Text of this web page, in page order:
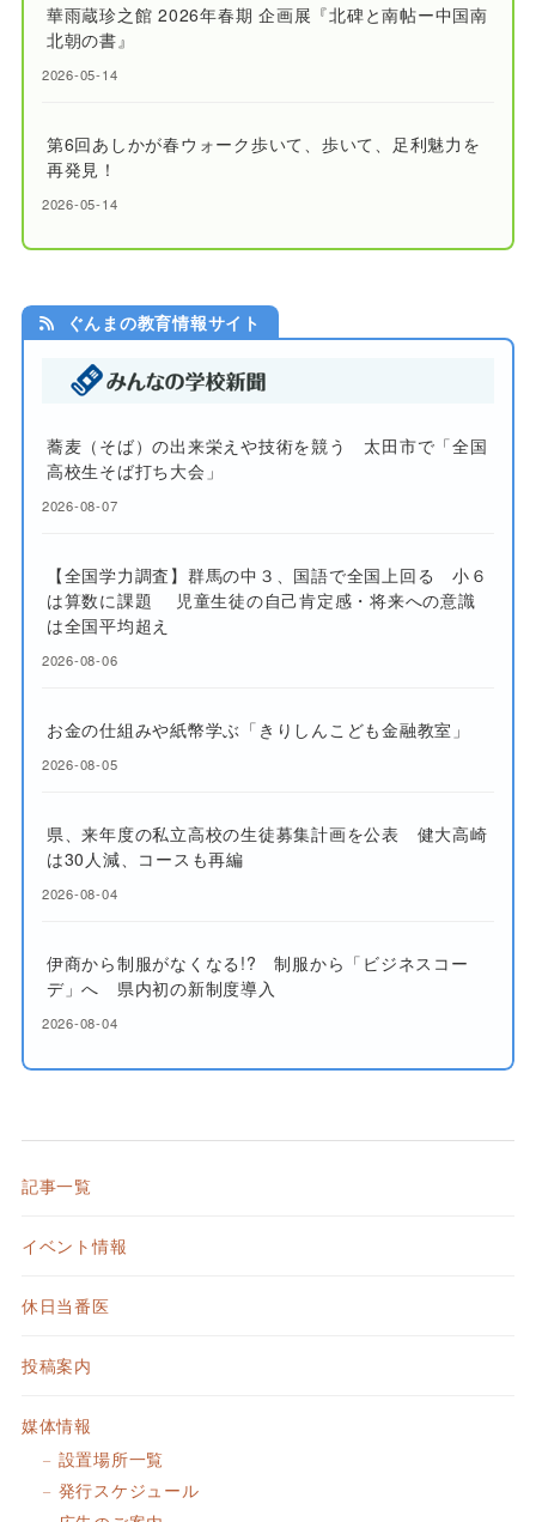
華雨蔵珍之館 2026年春期 企画展『北碑と南帖ー中国南
北朝の書』
2026-05-14
第6回あしかが春ウォーク歩いて、歩いて、足利魅力を
再発見！
2026-05-14
ぐんまの教育情報サイト
蕎麦（そば）の出来栄えや技術を競う 太田市で「全国
高校生そば打ち大会」
2026-08-07
【全国学力調査】群馬の中３、国語で全国上回る 小６
は算数に課題 児童生徒の自己肯定感・将来への意識
は全国平均超え
2026-08-06
お金の仕組みや紙幣学ぶ「きりしんこども金融教室」
2026-08-05
県、来年度の私立高校の生徒募集計画を公表 健大高崎
は30人減、コースも再編
2026-08-04
伊商から制服がなくなる!? 制服から「ビジネスコー
デ」へ 県内初の新制度導入
2026-08-04
記事一覧
イベント情報
休日当番医
投稿案内
媒体情報
設置場所一覧
発行スケジュール